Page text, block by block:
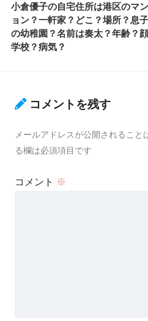
小倉優子の自宅住所は港区のマ
ョン？一軒家？どこ？場所？息
の幼稚園？名前は奏太？年齢？
学校？病気？
コメントを残す
メールアドレスが公開されること
る欄は必須項目です
コメント ※